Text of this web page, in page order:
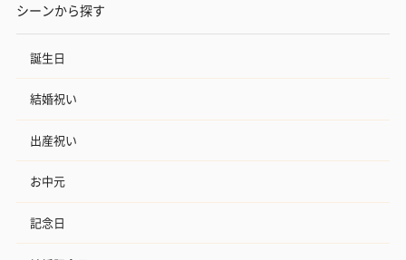
シーンから探す
誕生日
結婚祝い
出産祝い
お中元
記念日